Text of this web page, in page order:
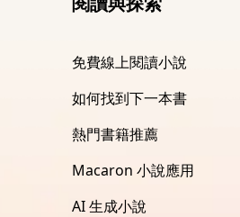
免費線上閱讀小說
如何找到下一本書
熱門書籍推薦
Macaron 小說應用
AI 生成小說